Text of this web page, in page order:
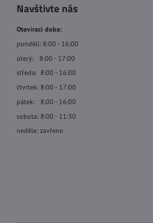
Navštivte nás
Otevírací doba:
pondělí: 8:00 - 16:00
úterý: 8:00 - 17:00
středa: 8:00 - 16:00
čtvrtek: 8:00 - 17:00
pátek: 8:00 - 16:00
sobota: 8:00 - 11:30
neděle: zavřeno